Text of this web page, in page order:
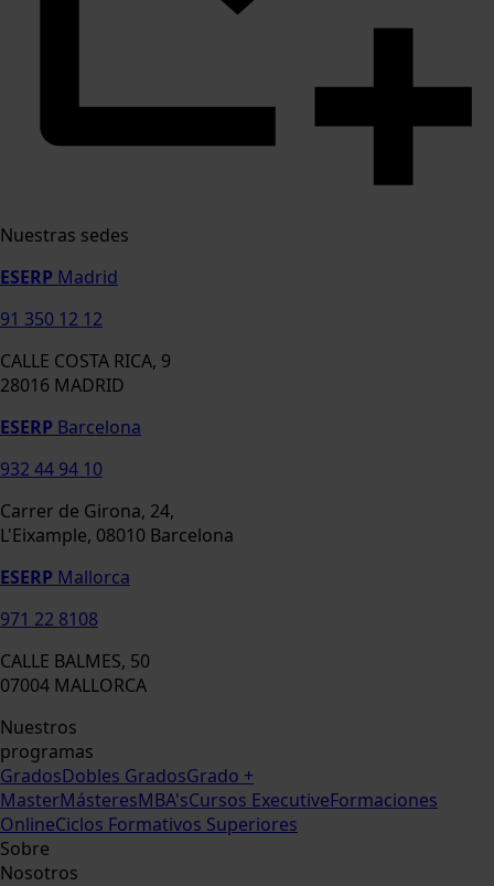
Nuestras sedes
ESERP Madrid
91 350 12 12
CALLE COSTA RICA, 9
28016 MADRID
ESERP Barcelona
932 44 94 10
Carrer de Girona, 24,
L'Eixample, 08010 Barcelona
ESERP Mallorca
971 22 8108
CALLE BALMES, 50
07004 MALLORCA
Nuestros
programas
GradosDobles GradosGrado +
MasterMásteresMBA'sCursos ExecutiveFormaciones
OnlineCiclos Formativos Superiores
Sobre
Nosotros